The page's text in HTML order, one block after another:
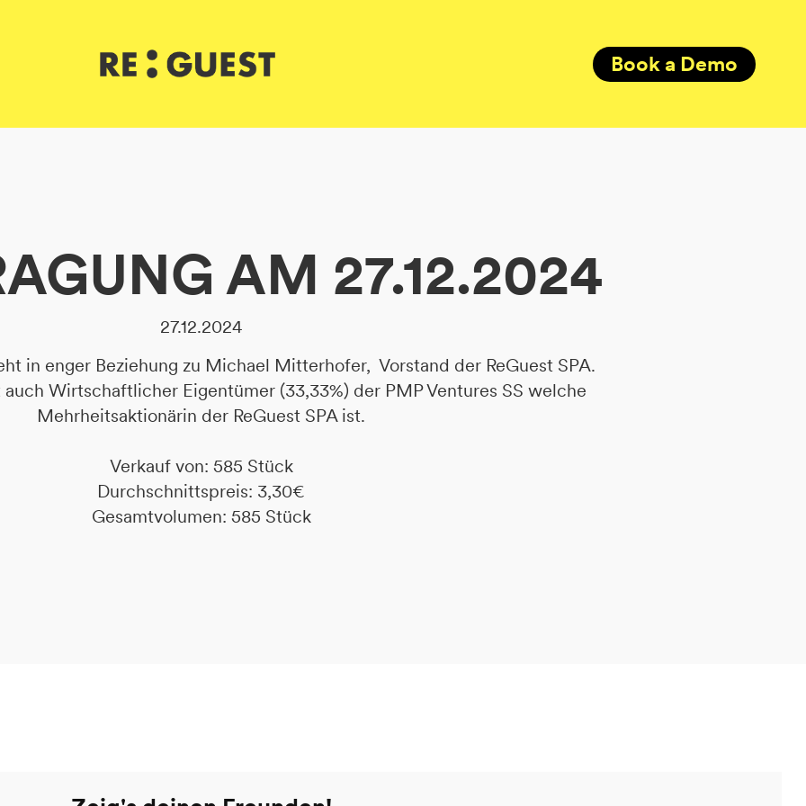
Book a Demo
AM 27.12.2024
27.12.2024
in enger Beziehung zu Michael Mitterhofer, Vorstand der ReGuest SPA.
Wirtschaftlicher Eigentümer (33,33%) der PMP Ventures SS welche
Mehrheitsaktionärin der ReGuest SPA ist.
Verkauf von: 585 Stück
Durchschnittspreis: 3,30€
Gesamtvolumen: 585 Stück